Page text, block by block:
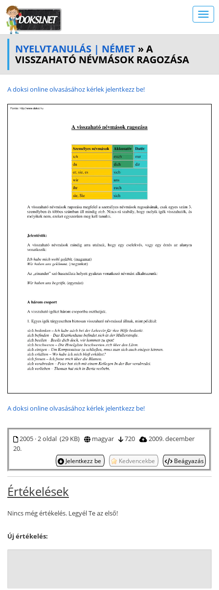
NYELVTANULÁS | NÉMET » A
VISSZAHATÓ NÉVMÁSOK RAGOZÁSA
A doksi online olvasásához kérlek jelentkezz be!
A doksi online olvasásához kérlek jelentkezz be!
2005 · 2 oldal (29 KB) magyar 720
2009. december
20.
Jelentkezz be Kedvencekbe Beágyazás
Értékelések
Nincs még értékelés. Legyél Te az első!
Új értékelés: